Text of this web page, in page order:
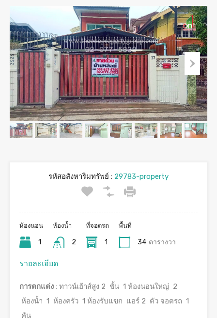
รหัสอสังหาริมทรัพย์ : 29783-property
ห้องนอน
1
ห้องน้ำ
2
ที่จอดรถ
1
พื้นที่
34 ตารางวา
รายละเอียด
การตกแต่ง : ทาวน์เฮ้าส์สูง 2 ชั้น 1 ห้องนอนใหญ่ 2
ห้องน้ำ 1 ห้องครัว 1 ห้องรับแขก แอร์ 2 ตัว จอดรถ 1
คัน